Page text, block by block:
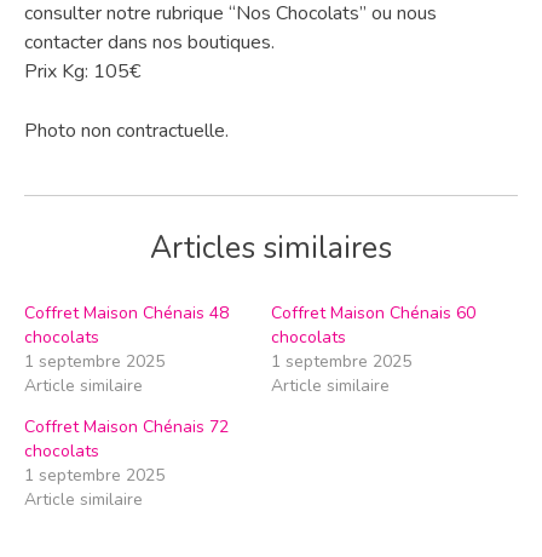
consulter notre rubrique “Nos Chocolats” ou nous
contacter dans nos boutiques.
Prix Kg: 105€
Photo non contractuelle.
Articles similaires
Coffret Maison Chénais 48
chocolats
1 septembre 2025
Article similaire
Coffret Maison Chénais 60
chocolats
1 septembre 2025
Article similaire
Coffret Maison Chénais 72
chocolats
1 septembre 2025
Article similaire